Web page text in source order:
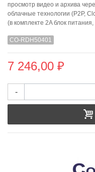
просмотр видео и архива
облачные технологии (P2P,
(в комплекте 2A блок
CO-RDH50401
7 246,00 ₽
-